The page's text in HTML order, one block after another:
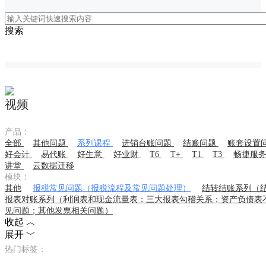
搜索
视频
产品：
全部
其他问题 系列课程 进销台账问题 结账问题
账套设置
好会计
易代账 好生意 好业财 T6 T+ T1 T3
畅捷服
讲堂
云数据迁移
模块：
其他
报税常见问题（报税流程及常见问题处理）
结转结账系列（
报表对账系列（利润表和现金流量表；三大报表勾稽关系；资产负债表
见问题；其他发票相关问题）
收起 ︿
展开 ﹀
热门标签：